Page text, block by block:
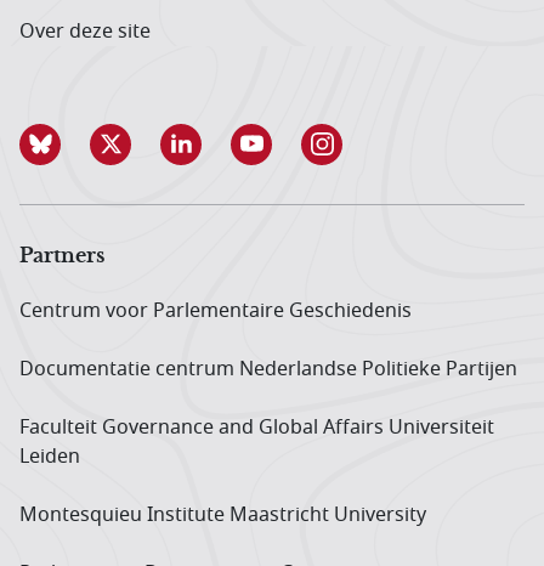
Over deze site
Partners
Centrum voor Parlementaire Geschiedenis
Documentatie centrum Neder­landse Politieke Partijen
Faculteit Governance and Global Affairs Universiteit
Leiden
Montesquieu Institute Maastricht University